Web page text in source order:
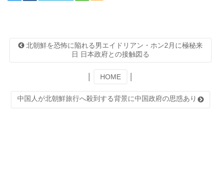
北朝鮮を恐怖に陥れる男エイドリアン・ホン2月に極秘来
日 日本政府との接触図る
HOME
中国人が北朝鮮旅行へ殺到する背景に中国政府の思惑あり